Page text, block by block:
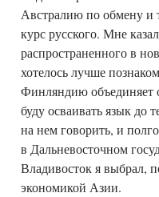
Австралию по обмену и
курс русского. Мне
распространенного в
хотелось лучше
Финляндию объединяет
буду осваивать язык до
на нем говорить, и
в Дальневосточном
Владивосток я выбрал,
экономикой Азии.